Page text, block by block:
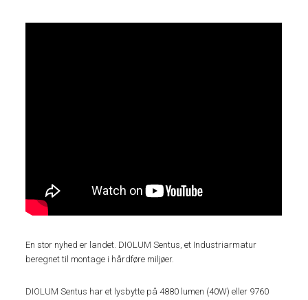
En stor nyhed er landet. DIOLUM Sentus, et Industriarmatur
beregnet til montage i hårdføre miljøer.
DIOLUM Sentus har et lysbytte på 4880 lumen (40W) eller 9760